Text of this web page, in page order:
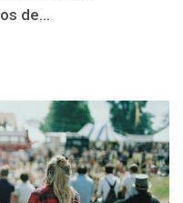
de...